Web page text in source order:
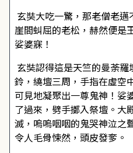
玄奘大吃一驚，那老僧老
崖間虯屈的老松，赫然便是
娑婆寐！
玄奘認得這是天竺的曼荼
鈴，繞壇三周，手指在虛空
可見地凝聚出一尊鬼神！娑
了過來，劈手擲入祭壇。大
滅，嗚嗚咽咽的鬼哭神泣之
令人毛骨悚然，頭皮發奓。